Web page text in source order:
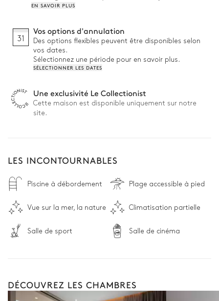
EN SAVOIR PLUS
31
Vos options d'annulation
Des options flexibles peuvent être disponibles selon
vos dates.
Sélectionnez une période pour en savoir plus.
SÉLECTIONNER LES DATES
Une exclusivité Le Collectionist
Cette maison est disponible uniquement sur notre
site.
LES INCONTOURNABLES
Piscine à débordement Plage accessible à pied
Vue sur la mer, la nature Climatisation partielle
Salle de sport Salle de cinéma
DÉCOUVREZ LES CHAMBRES